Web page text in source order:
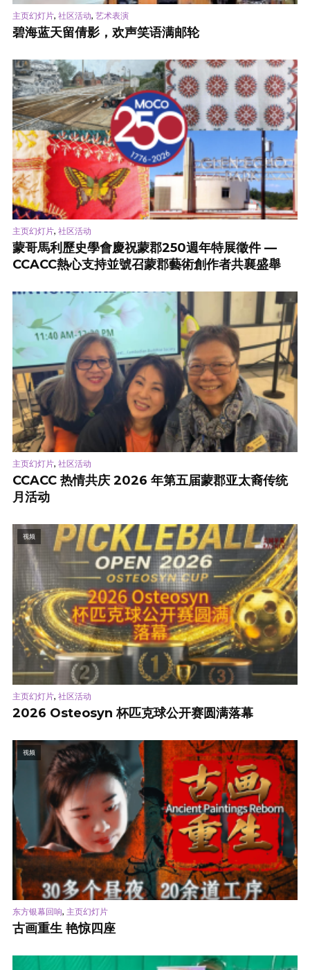
主页幻灯片, 社区活动, 艺术表演
碧海蓝天留倩影，欢声笑语满邮轮
主页幻灯片, 社区活动
蒙哥馬利歷史學會慶祝蒙郡250週年特展徵件 —
CCACC熱心支持並號召蒙郡藝術創作者共襄盛舉
主页幻灯片, 社区活动
CCACC 热情共庆 2026 年第五届蒙郡亚太裔传统
月活动
视频
主页幻灯片, 社区活动
2026 Osteosyn 杯匹克球公开赛圆满落幕
视频
东方银幕回响, 主页幻灯片
古画重生 艳惊四座